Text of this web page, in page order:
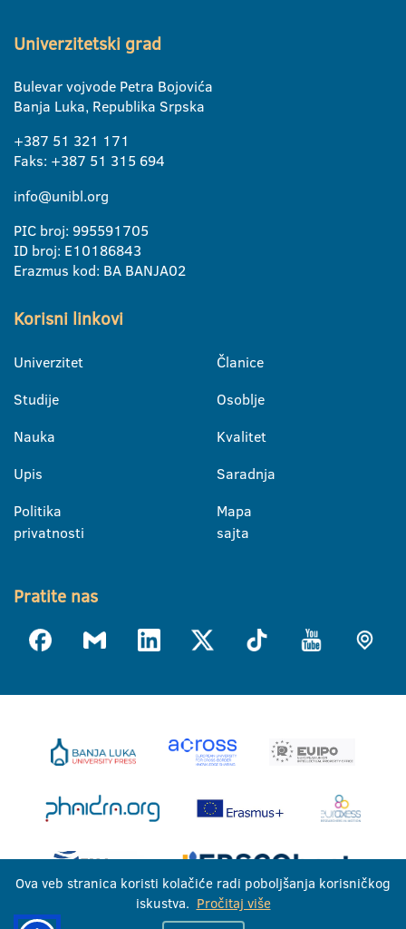
Univerzitetski grad
Bulevar vojvode Petra Bojovića
Banja Luka, Republika Srpska
+387 51 321 171
Faks: +387 51 315 694
info@unibl.org
PIC broj: 995591705
ID broj: E10186843
Erazmus kod: BA BANJA02
Korisni linkovi
Univerzitet
Studije
Nauka
Upis
Politika
privatnosti
Članice
Osoblje
Kvalitet
Saradnja
Mapa
sajta
Pratite nas
Ova veb stranica koristi kolačiće radi poboljšanja korisničkog
iskustva. Pročitaj više